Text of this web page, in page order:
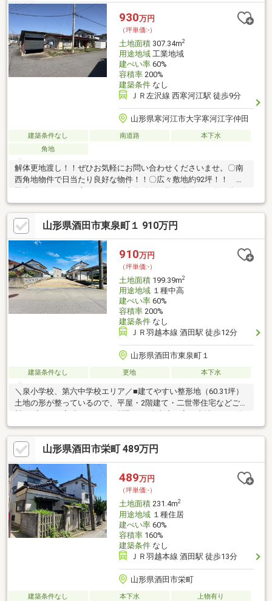
930万円
（坪単価:-）
土地面積307.34m2
用途地域工業地域
建ぺい率60%
容積率200%
建築条件なし
ＪＲ左沢線 西寒河江駅 徒歩9分
山形県寒河江市大字寒河江字仲田
建築条件なし 南道路
本下水
角地
解体更地渡し！！ぜひお気軽にお問い合わせくださいませ。〇南
西角地物件で日当たり良好な物件！！〇広々敷地約92坪！！
地渡し◆当日見たい！もちろん大歓迎です！ 023-631-8833まで
お電話ください！詳しい資料のご請求・物件見学のご依頼はペー
ジ内の【資料請求】【見学予約】よりお進み下さい♪◇住宅ロー
ンもお任せ下さいマイカーローンや、カードローンも住宅ローン
へおまとめ相談も可能♪
山形県酒田市東泉町１ 910万円
910万円
（坪単価:-）
土地面積199.39m2
用途地域１種中高
建ぺい率60%
容積率200%
建築条件なし
ＪＲ羽越本線 酒田駅 徒歩12分
山形県酒田市東泉町１
建築条件なし 更地 本下水
＼泉小学校、第六中学校エリア／■建てやすい整形地（60.31坪）
土地の形が整っているので、平屋・2階建て・二世帯住宅などご希
小学校・第六中学校まで徒歩約15分通学しやすく、お子さまにも
安心の距離。■毎日の暮らしに便利な立地スーパー・コンビニ・
公園が近く、利便性の整った住環境。子育て世帯はもちろん、将
来を見据えた住まいづくりにもおすすめ。※既存建物は売主負担
で解体・整地後のお引渡しとなりますので、すぐに新築計画をス
タートできます。自由設計で、自分らしい暮らしを形に。この土
地で、新しい生活を始めませんか？
山形県酒田市栄町 489万円
489万円
（坪単価:-）
土地面積231.4m2
用途地域１種住居
建ぺい率60%
容積率160%
建築条件なし
ＪＲ羽越本線 酒田駅 徒歩13分
山形県酒田市栄町
建築条件なし 本下水 上物有り